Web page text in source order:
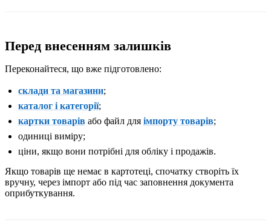
Перед внесенням залишків
Переконайтеся, що вже підготовлено:
склади та магазини;
каталог і категорії;
картки товарів або файл для імпорту товарів;
одиниці виміру;
ціни, якщо вони потрібні для обліку і продажів.
Якщо товарів ще немає в картотеці, спочатку створіть їх
вручну, через імпорт або під час заповнення документа
оприбуткування.